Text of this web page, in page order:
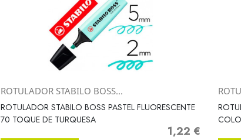
 Vista rápida
ROTULADOR STABILO BOSS...
ROTULADOR STABILO BOSS PASTEL FLUORESCENTE
70 TOQUE DE TURQUESA
Precio
1,22 €